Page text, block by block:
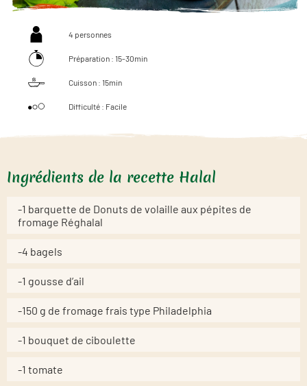
4 personnes
Préparation : 15-30min
Cuisson : 15min
Difficulté : Facile
Ingrédients de la recette Halal
-1 barquette de Donuts de volaille aux pépites de
fromage Réghalal
-4 bagels
-1 gousse d’ail
-150 g de fromage frais type Philadelphia
-1 bouquet de ciboulette
-1 tomate